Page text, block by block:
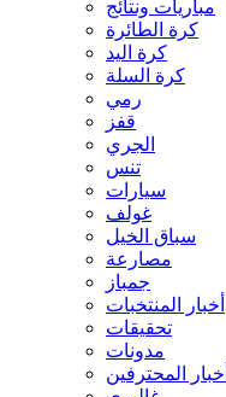
مباريات ونتائج
كرة الطائرة
كرة اليد
كرة السلة
رمي
قفز
الجري
تنس
سيارات
غولف
سباق الخيل
مصارعة
جمباز
أخبار المنتخبات
تحقيقات
مدونات
أخبار المحترفين